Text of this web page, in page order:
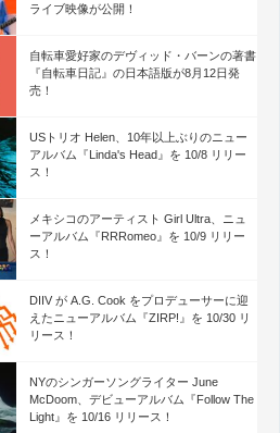
ライブ映像が公開！
自転車愛好家のデヴィッド・バーンの著書
『自転車日記』の日本語版が8月12日発
売！
USトリオ Helen、10年以上ぶりのニュー
アルバム『Linda's Head』を 10/8 リリー
ス！
メキシコのアーティスト Girl Ultra、ニュ
ーアルバム『RRRomeo』を 10/9 リリー
ス！
DIIV が A.G. Cook をプロデューサーに迎
えたニューアルバム『ZIRP!』を 10/30 リ
リース！
NYのシンガーソングライター June
McDoom、デビューアルバム『Follow The
Light』を 10/16 リリース！